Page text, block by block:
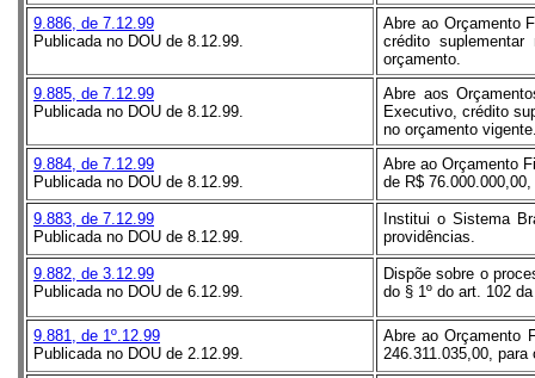
9.886, de 7.12.99
Publicada no DOU de 8.12.99.
Abre ao Orçamento
crédito
orçamento.
9.885, de 7.12.99
Publicada no DOU de 8.12.99.
Abre aos
Executivo, crédito
no orçamento
9.884, de 7.12.99
Publicada no DOU de 8.12.99.
Abre ao Orçamento
de R$
9.883, de 7.12.99
Publicada no DOU de 8.12.99.
Institui o Sistema
providências.
9.882, de 3.12.99
Publicada no DOU de 6.12.99.
Dispõe sobre o
do § 1º do art. 102
9.881, de 1º.12.99
Publicada no DOU de 2.12.99.
Abre ao Orçamento
246.311.035,00,